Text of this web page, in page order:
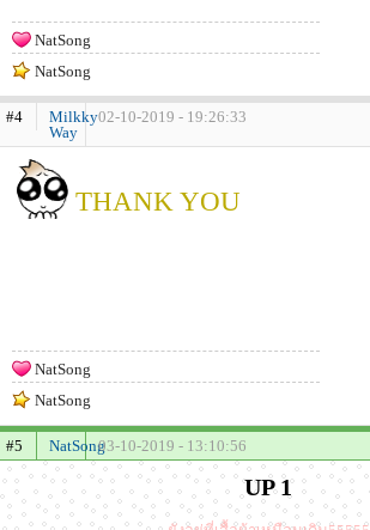
NatSong
NatSong
#4
Milkky
Way
02-10-2019 - 19:26:33
THANK YOU
NatSong
NatSong
#5 NatSong03-10-2019 - 13:10:56
UP 1